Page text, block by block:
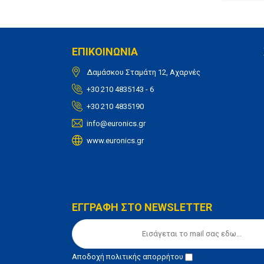
ΕΠΙΚΟΙΝΩΝΙΑ
Δαμάσκου Σταμάτη 12, Αχαρνές
+30 210 4835143 - 6
+30 210 4835190
info@euronics.gr
www.euronics.gr
ΕΓΓΡΑΦΗ ΣΤΟ NEWSLETTER
Αποδοχήπολιτικής απορρήτου